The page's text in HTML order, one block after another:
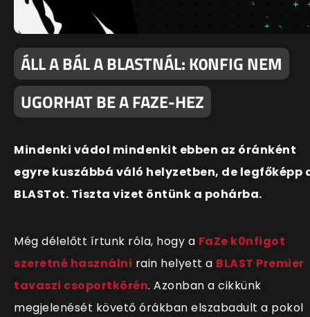
ÁLL A BÁL A BLASTNÁL: K0NFIG NEM
UGORHAT BE A FAZE-HEZ
Mindenki vádol mindenkit ebben az óránként
egyre kuszábbá váló helyzetben, de legfőképp
BLASTot. Tiszta vizet öntünk a pohárba.
Még délelőtt írtunk róla, hogy a FaZe k0nfigot
szeretné használni rain helyett a BLAST Premier
tavaszi csoportkörén. Azonban a cikkünk
megjelenését követő órákban elszabadult a pokol